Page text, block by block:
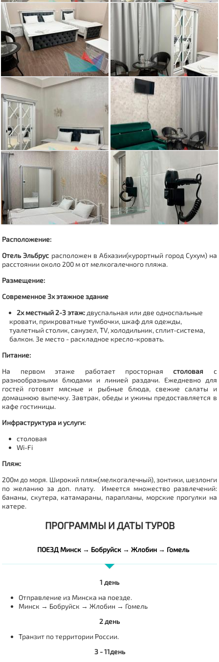
Расположение:
Отель Эльбрус расположен в Абхазии(курортный город Сухум) на
расстоянии около 200 м от мелкогалечного пляжа.
Размещение:
Современное 3х этажное здание
2х местный 2-3 этаж: двуспальная или две односпальные
кровати, прикроватные тумбочки, шкаф для одежды,
туалетный столик, санузел, TV, холодильник, сплит-система,
балкон. 3е место - раскладное кресло-кровать.
Питание:
На первом этаже работает просторнаястоловая с
разнообразными блюдами и линией раздачи. Ежедневно для
гостей готовят мясные и рыбные блюда, свежие салаты и
домашнюю выпечку. Завтрак, обеды и ужины предоставляется в
кафе гостиницы.
Инфраструктура и услуги:
столовая
Wi-Fi
Пляж:
200м до моря. Широкий пляж(мелкогалечный), зонтики, шезлонги
по желанию за доп. плату. Имеется множество развлечений:
бананы, скутера, катамараны, парапланы, морские прогулки на
катере.
ПРОГРАММЫ И ДАТЫ ТУРОВ
ПОЕЗД Минск → Бобруйск → Жлобин → Гомель
1 день
Отправление из Минска на поезде.
Минск → Бобруйск → Жлобин → Гомель
2 день
Транзит по территории России.
3 - 11день